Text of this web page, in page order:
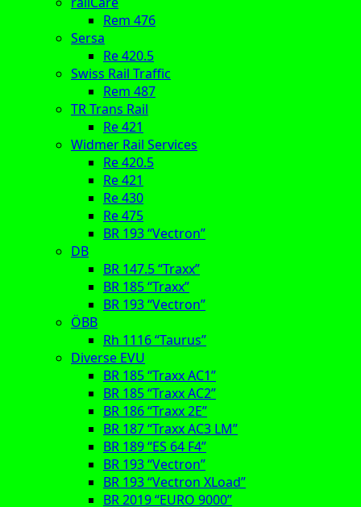
Rem 476
Sersa
Re 420.5
Swiss Rail Traffic
Rem 487
TR Trans Rail
Re 421
Widmer Rail Services
Re 420.5
Re 421
Re 430
Re 475
BR 193 “Vectron”
DB
BR 147.5 “Traxx”
BR 185 “Traxx”
BR 193 “Vectron”
ÖBB
Rh 1116 “Taurus”
Diverse EVU
BR 185 “Traxx AC1”
BR 185 “Traxx AC2”
BR 186 “Traxx 2E”
BR 187 “Traxx AC3 LM”
BR 189 “ES 64 F4”
BR 193 “Vectron”
BR 193 “Vectron XLoad”
BR 2019 “EURO 9000”